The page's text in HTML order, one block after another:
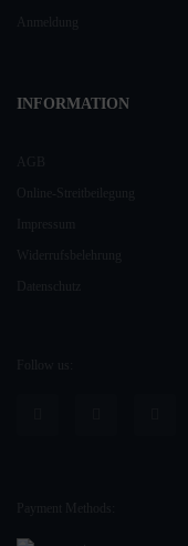
INFORMATION
Widerrufsbelehrung